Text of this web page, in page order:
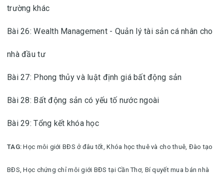
trường khác
Bài 26: Wealth Management - Quản lý tài sản cá nhân cho
nhà đầu tư
Bài 27: Phong thủy và luật định giá bất động sản
Bài 28: Bất động sản có yếu tố nước ngoài
Bài 29: Tổng kết khóa học
TAG:Học môi giới BĐS ở đâu tốt,Khóa học thuê và cho thuê, Đào tạo
BĐS,Học chứng chỉ môi giới BĐS tại Cần Thơ, Bí quyết mua bán nhà